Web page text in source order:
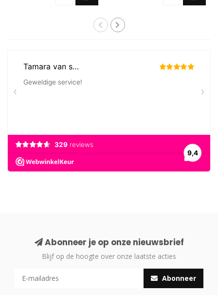
Abonneer je op onze nieuwsbrief
Blijf op de hoogte over onze laatste acties
Abonneer